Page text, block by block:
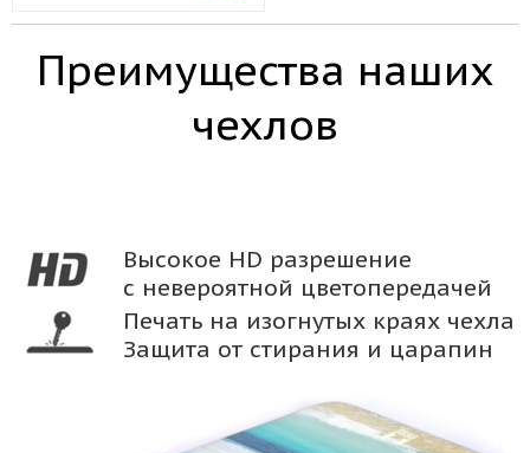
Преимущества наших
чехлов
Высокое HD разрешение
с невероятной цветопередачей
Печать на изогнутых краях чехла
Защита от стирания и царапин